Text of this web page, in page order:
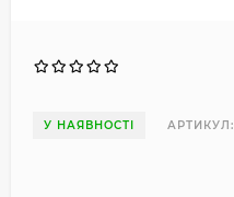
У НАЯВНОСТІ АРТИКУЛ: